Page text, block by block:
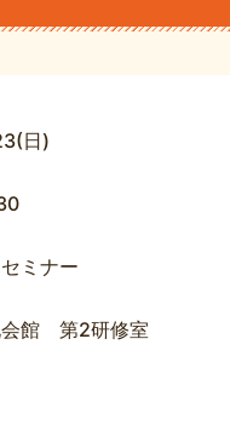
日)
ミナー
会館 第2研修室